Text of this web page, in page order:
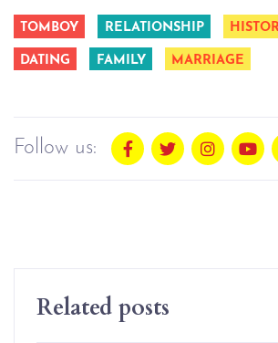
TOMBOY RELATIONSHIP
DATING FAMILY MARRIAGE
Follow us:
Related posts